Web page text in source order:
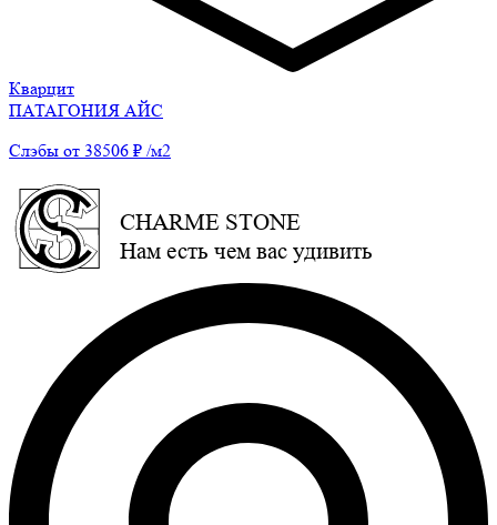
Кварцит
ПАТАГОНИЯ АЙС
Слэбы от 38506 ₽ /м2
CHARME STONE
Нам есть чем вас удивить